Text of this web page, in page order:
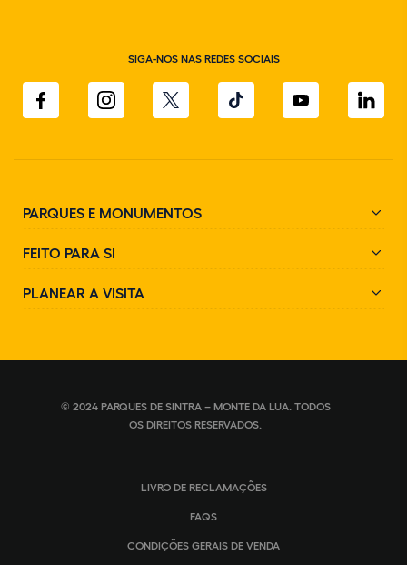
SIGA-NOS NAS REDES SOCIAIS
PARQUES E MONUMENTOS
FEITO PARA SI
PLANEAR A VISITA
© 2024 PARQUES DE SINTRA – MONTE DA LUA. TODOS
OS DIREITOS RESERVADOS.
LIVRO DE RECLAMAÇÕES
FAQS
CONDIÇÕES GERAIS DE VENDA